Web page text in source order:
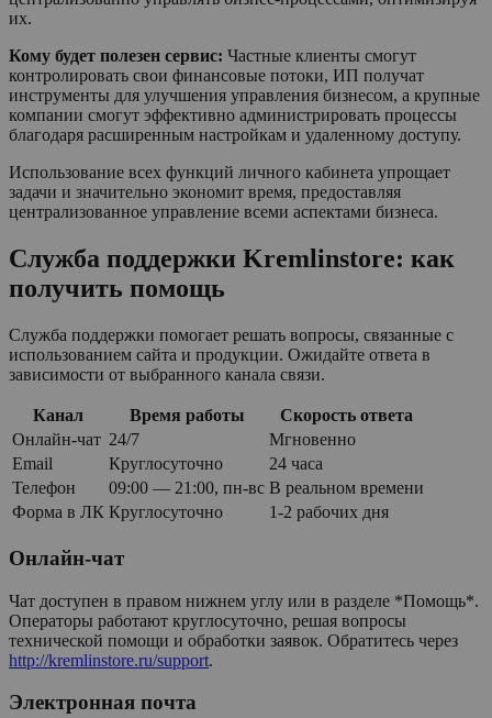
их.
Кому будет полезен сервис: Частные клиенты смогут
контролировать свои финансовые потоки, ИП получат
инструменты для улучшения управления бизнесом, а крупные
компании смогут эффективно администрировать процессы
благодаря расширенным настройкам и удаленному доступу.
Использование всех функций личного кабинета упрощает
задачи и значительно экономит время, предоставляя
централизованное управление всеми аспектами бизнеса.
Служба поддержки Kremlinstore: как
получить помощь
Служба поддержки помогает решать вопросы, связанные с
использованием сайта и продукции. Ожидайте ответа в
зависимости от выбранного канала связи.
Канал Время работы
Скорость ответа
Онлайн-чат 24/7
Мгновенно
Email
Круглосуточно
24 часа
Телефон
09:00 — 21:00, пн-вс В реальном времени
Форма в ЛК Круглосуточно 1-2 рабочих дня
Онлайн-чат
Чат доступен в правом нижнем углу или в разделе *Помощь*.
Операторы работают круглосуточно, решая вопросы
технической помощи и обработки заявок. Обратитесь через
http://kremlinstore.ru/support.
Электронная почта